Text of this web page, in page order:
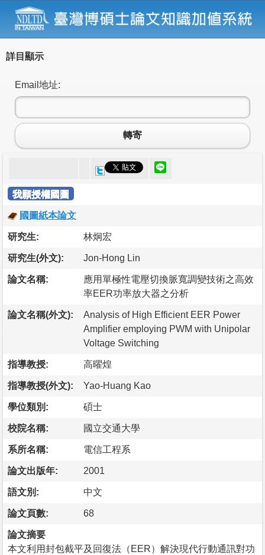
詳目顯示
Email地址:
轉寄
我願授權國圖
國圖紙本論文
研究生: 林炯宏
研究生(外文): Jon-Hong Lin
論文名稱:
應用單極性電壓切換脈寬調變技術之高效
率EER功率放大器之分析
論文名稱(外文):
Analysis of High Efficient EER Power
Amplifier employing PWM with Unipolar
Voltage Switching
指導教授: 高曜煌
指導教授(外文): Yao-Huang Kao
學位類別: 碩士
校院名稱: 國立交通大學
系所名稱: 電信工程系
論文出版年: 2001
語文別: 中文
論文頁數: 68
論文摘要
本文利用封包截平及回復法（EER）解決現代行動通訊對功